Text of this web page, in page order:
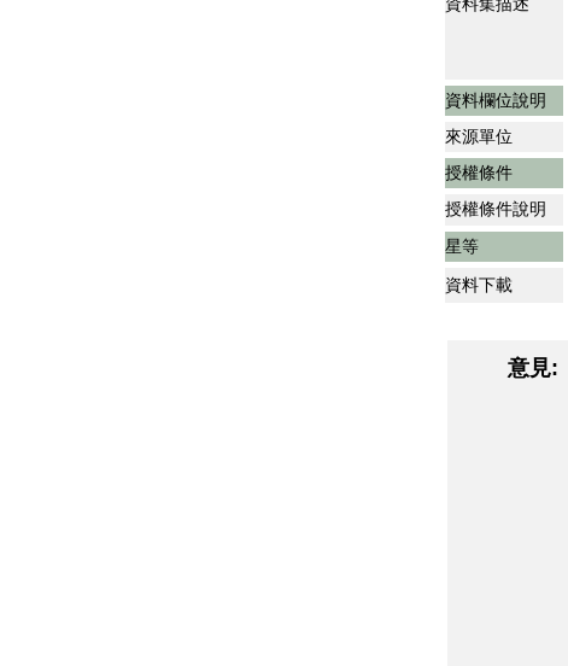
資料欄位說明
來源單位
授權條件
授權條件說明
星等
資料下載
意見: